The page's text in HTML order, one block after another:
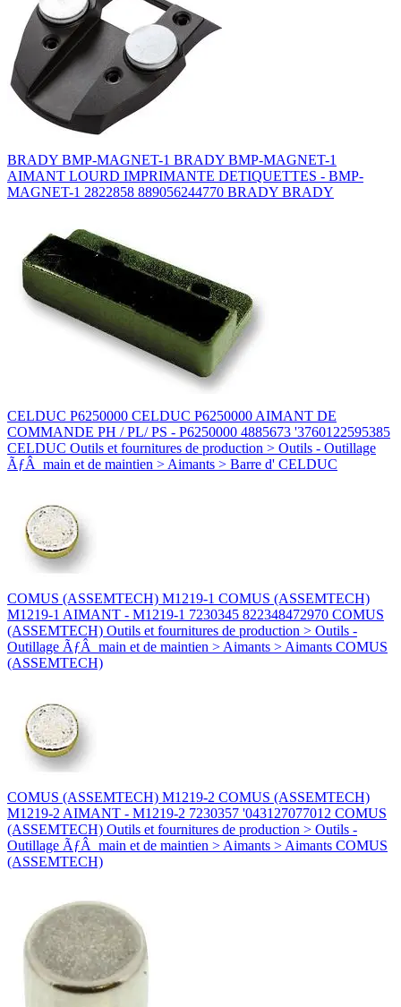
BRADY BMP-MAGNET-1 BRADY BMP-MAGNET-1
AIMANT LOURD IMPRIMANTE DETIQUETTES - BMP-
MAGNET-1 2822858 889056244770 BRADY BRADY
CELDUC P6250000 CELDUC P6250000 AIMANT DE
COMMANDE PH / PL/ PS - P6250000 4885673 '3760122595385
CELDUC Outils et fournitures de production > Outils - Outillage
ÃƒÂ main et de maintien > Aimants > Barre d' CELDUC
COMUS (ASSEMTECH) M1219-1 COMUS (ASSEMTECH)
M1219-1 AIMANT - M1219-1 7230345 822348472970 COMUS
(ASSEMTECH) Outils et fournitures de production > Outils -
Outillage ÃƒÂ main et de maintien > Aimants > Aimants COMUS
(ASSEMTECH)
COMUS (ASSEMTECH) M1219-2 COMUS (ASSEMTECH)
M1219-2 AIMANT - M1219-2 7230357 '043127077012 COMUS
(ASSEMTECH) Outils et fournitures de production > Outils -
Outillage ÃƒÂ main et de maintien > Aimants > Aimants COMUS
(ASSEMTECH)